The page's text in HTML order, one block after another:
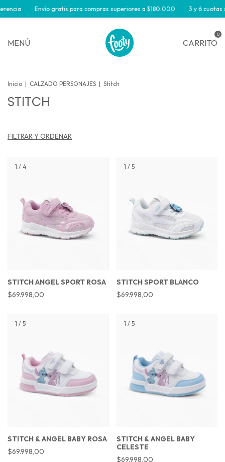
Envío gratis para compras superiores a $180.000 3 y 6 cuotas sin
MENÚ CARRITO
0
Inicio | CALZADO PERSONAJES | Stitch
STITCH
FILTRAR Y ORDENAR
1 / 4
STITCH ANGEL SPORT ROSA
$69.998,00
1 / 5
STITCH SPORT BLANCO
$69.998,00
1 / 5
STITCH & ANGEL BABY ROSA
$69.998,00
1 / 5
STITCH & ANGEL BABY
CELESTE
$69.998,00